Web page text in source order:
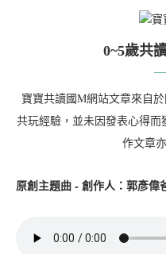
0~5歲共
寶寶共讀國M網站文章來自
共玩經驗，並未因發表心得
作文章
原創主題曲 - 創作人：郭彥偉